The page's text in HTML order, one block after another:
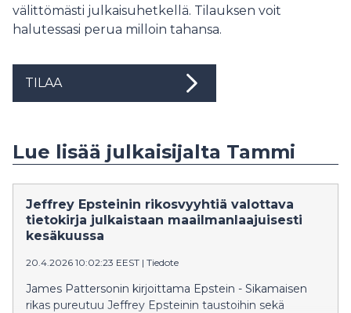
välittömästi julkaisuhetkellä. Tilauksen voit
halutessasi perua milloin tahansa.
TILAA
Lue lisää julkaisijalta Tammi
Jeffrey Epsteinin rikosvyyhtiä valottava
tietokirja julkaistaan maailmanlaajuisesti
kesäkuussa
20.4.2026 10:02:23 EEST | Tiedote
James Pattersonin kirjoittama Epstein - Sikamaisen
rikas pureutuu Jeffrey Epsteinin taustoihin sekä